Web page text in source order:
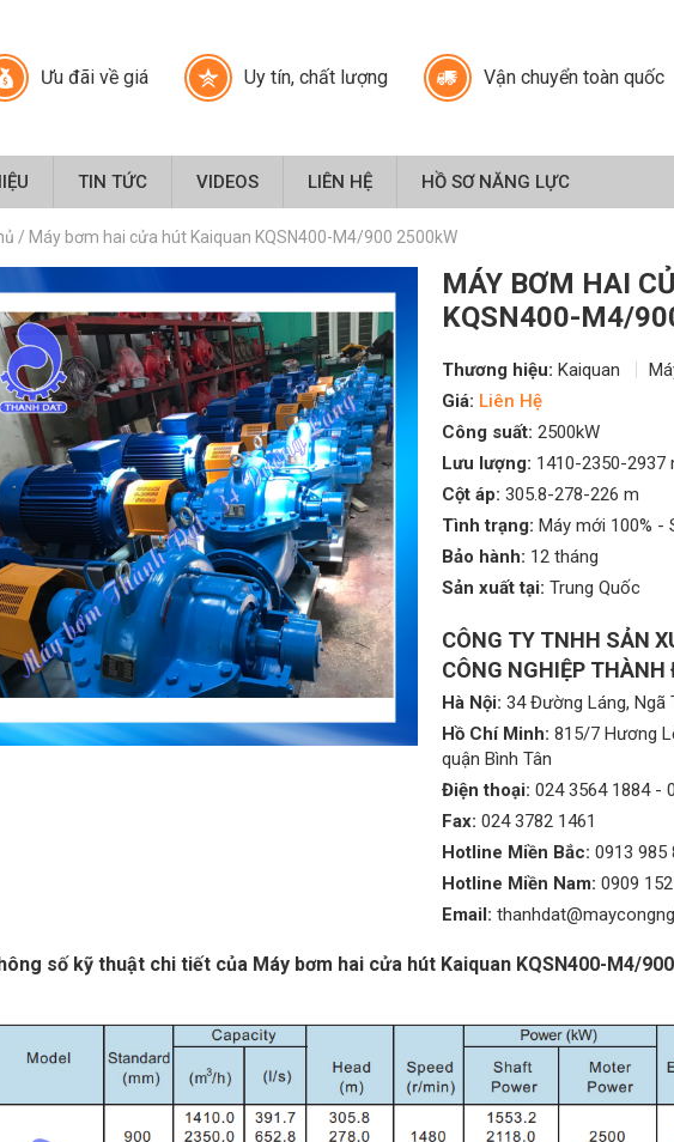
Ưu đãi về giá Uy tín, chất lượng Vận chuyển toàn quốc
TIN TỨC VIDEOS LIÊN HỆ HỒ SƠ NĂNG LỰC
/ Máy bơm hai cửa hút Kaiquan KQSN400-M4/900 2500kW
MÁY BƠM HAI
KQSN400-M4/
Thương hiệu: Kaiquan
Giá: Liên Hệ
Công suất: 2500kW
Lưu lượng: 1410-2350-2937
Cột áp: 305.8-278-226 m
Tình trạng: Máy mới 100% -
Bảo hành: 12 tháng
Sản xuất tại: Trung Quốc
CÔNG TY TNHH SẢN
CÔNG NGHIỆP THÀNH
Hà Nội: 34 Đường Láng, Ngã
Hồ Chí Minh: 815/7 Hương
quận Bình Tân
Điện thoại: 024 3564 1884-
Fax: 024 3782 1461
Hotline Miền Bắc: 0913 985
Hotline Miền Nam: 0909
Email:
số kỹ thuật chi tiết của Máy bơm hai cửa hút Kaiquan KQSN400-M4/